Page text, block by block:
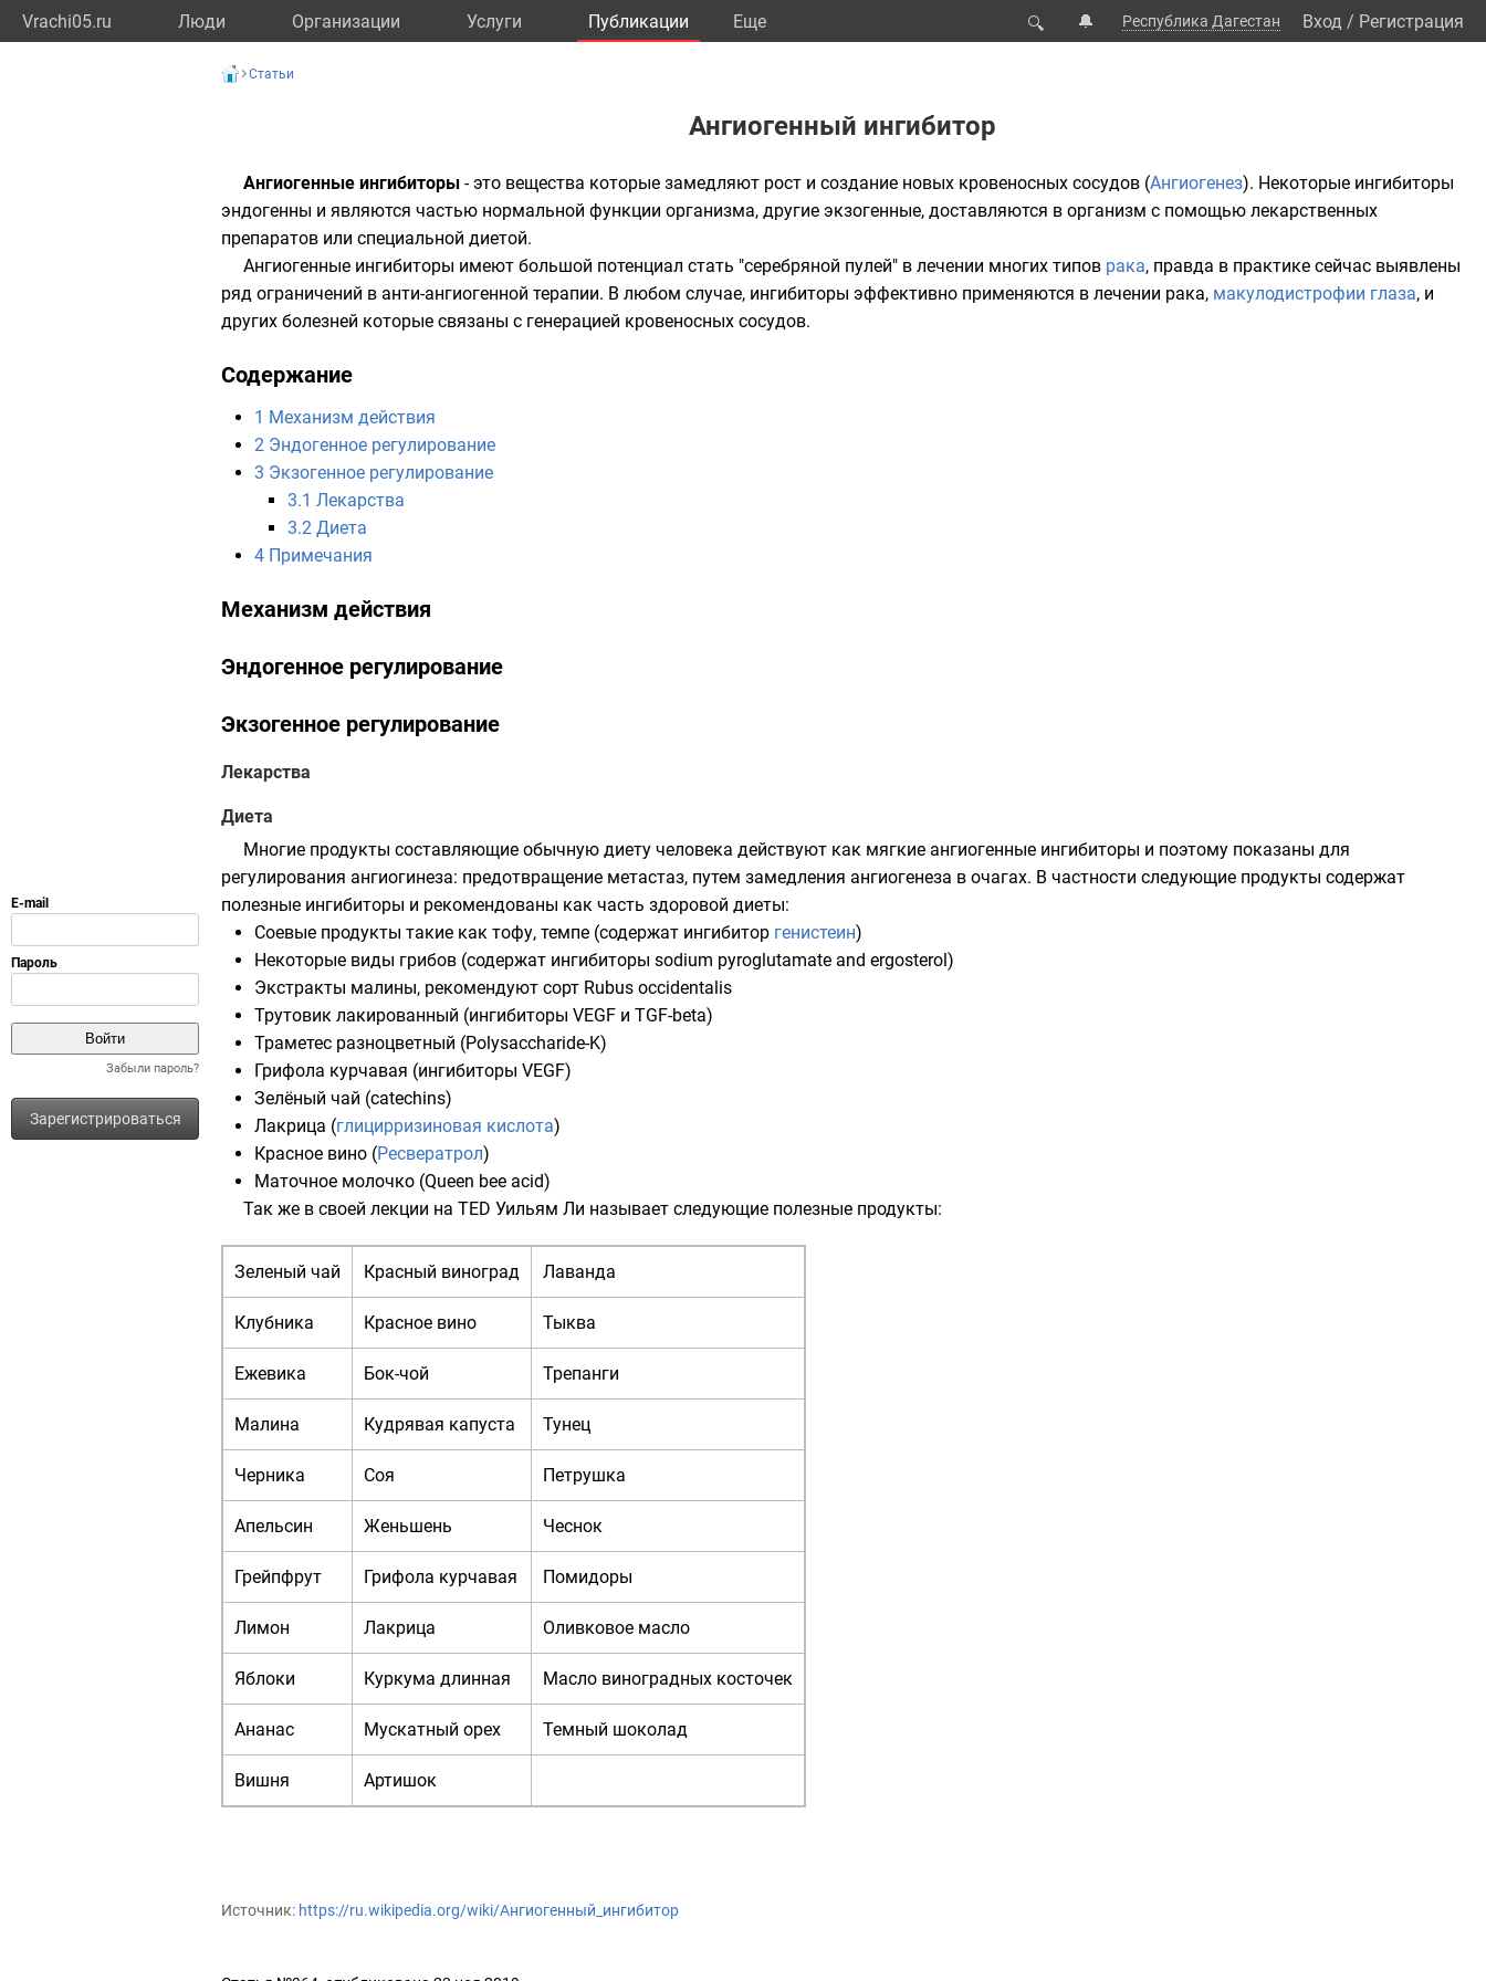
Vrachi05.ru Люди Организации Услуги Публикации Eще 🔍 🔔 Республика Дагестан Вход / Регистрация
Забыли пароль?
Зарегистрироваться
Статьи
Ангиогенный ингибитор
Ангиогенные ингибиторы - это вещества которые замедляют рост и создание новых кровеносных сосудов (Ангиогенез). Некоторые ингибиторы
эндогенны и являются частью нормальной функции организма, другие экзогенные, доставляются в организм с помощью лекарственных
препаратов или специальной диетой.
Ангиогенные ингибиторы имеют большой потенциал стать "серебряной пулей" в лечении многих типов рака, правда в практике сейчас выявлены
ряд ограничений в анти-ангиогенной терапии. В любом случае, ингибиторы эффективно применяются в лечении рака, макулодистрофии глаза, и
других болезней которые связаны с генерацией кровеносных сосудов.
Содержание
1 Механизм действия
2 Эндогенное регулирование
3 Экзогенное регулирование
3.1 Лекарства
3.2 Диета
4 Примечания
Механизм действия
Эндогенное регулирование
Экзогенное регулирование
Лекарства
Диета
Многие продукты составляющие обычную диету человека действуют как мягкие ангиогенные ингибиторы и поэтому показаны для
регулирования ангиогинеза: предотвращение метастаз, путем замедления ангиогенеза в очагах. В частности следующие продукты содержат
полезные ингибиторы и рекомендованы как часть здоровой диеты:
Соевые продукты такие как тофу, темпе (содержат ингибитор генистеин)
Некоторые виды грибов (содержат ингибиторы sodium pyroglutamate and ergosterol)
Экстракты малины, рекомендуют сорт Rubus occidentalis
Трутовик лакированный (ингибиторы VEGF и TGF-beta)
Траметес разноцветный (Polysaccharide-K)
Грифола курчавая (ингибиторы VEGF)
Зелёный чай (catechins)
Лакрица (глицирризиновая кислота)
Красное вино (Ресвератрол)
Маточное молочко (Queen bee acid)
Так же в своей лекции на TED Уильям Ли называет следующие полезные продукты:
Зеленый чай Красный виноград Лаванда
Клубника Красное вино Тыква
Ежевика Бок-чой Трепанги
Малина Кудрявая капуста Тунец
Черника Соя Петрушка
Апельсин Женьшень Чеснок
Грейпфрут Грифола курчавая Помидоры
Лимон Лакрица Оливковое масло
Яблоки Куркума длинная Масло виноградных косточек
Ананас Мускатный орех Темный шоколад
Вишня Артишок
Источник: https://ru.wikipedia.org/wiki/Ангиогенный_ингибитор